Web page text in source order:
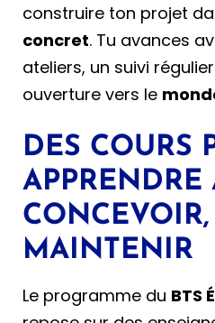
construire ton projet
concret. Tu avances
ateliers, un suivi
ouverture vers le
DES COURS
APPRENDRE
CONCEVOIR,
MAINTENIR
Le programme du BTS